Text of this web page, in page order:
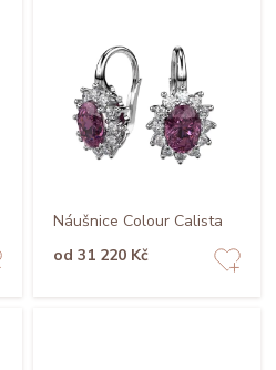
Náušnice Colour Calista
od 31 220 Kč